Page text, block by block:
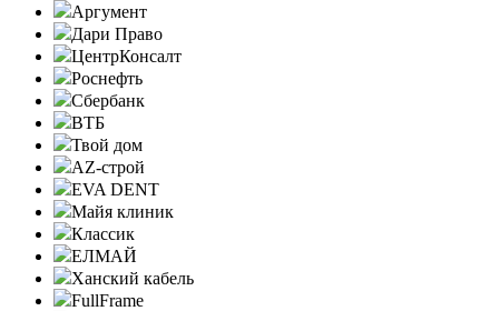
Аргумент
Дари Право
ЦентрКонсалт
Роснефть
Сбербанк
ВТБ
Твой дом
AZ-строй
EVA DENT
Майя клиник
Классик
ЕЛМАЙ
Ханский кабель
FullFrame